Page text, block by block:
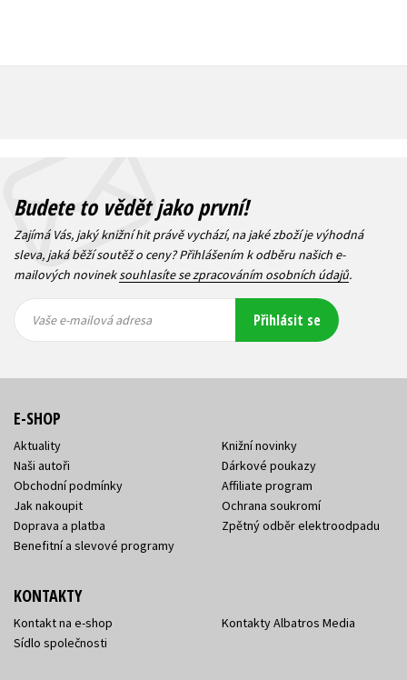
Budete to vědět jako první!
Zajímá Vás, jaký knižní hit právě vychází, na jaké zboží je výhodná
sleva, jaká běží soutěž o ceny? Přihlášením k odběru našich e-
mailových novineksouhlasíte se zpracováním osobních údajů.
mailová
mailová
Vaše e-mailová adresa Přihlásit se
E-SHOP
Aktuality
Naši autoři
Obchodní podmínky
Jak nakoupit
Doprava a platba
Benefitní a slevové programy
Knižní novinky
Dárkové poukazy
Affiliate program
Ochrana soukromí
Zpětný odběr elektroodpadu
KONTAKTY
Kontakt na e-shop
Sídlo společnosti
Kontakty Albatros Media